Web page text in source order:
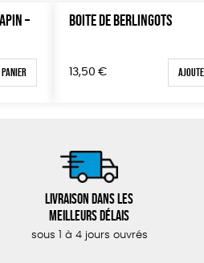
–
BOITE DE BERLINGOTS
13,50 €
Livraison dans les
meilleurs délais
sous 1 à 4 jours ouvrés